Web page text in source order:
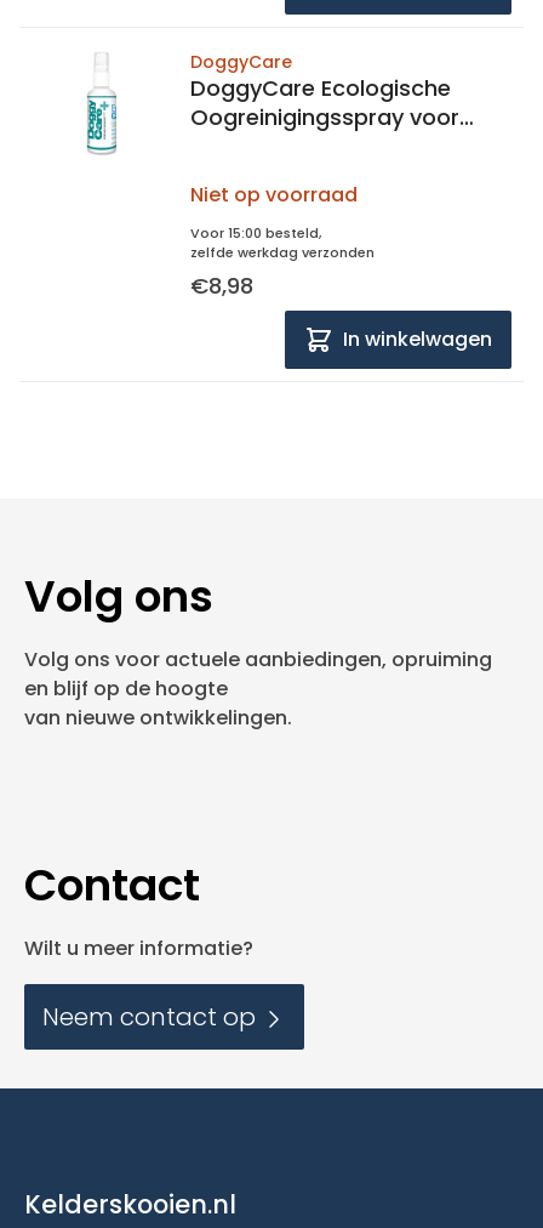
DoggyCare
DoggyCare Ecologische
Oogreinigingsspray voor
Niet op voorraad
Voor 15:00 besteld,
zelfde werkdag verzonden
€8,98
In winkelwagen
Volg ons
Volg ons voor actuele aanbiedingen, opruiming
en blijf op de hoogte
van nieuwe ontwikkelingen.
Contact
Wilt u meer informatie?
Neem contact op
Kelderskooien.nl